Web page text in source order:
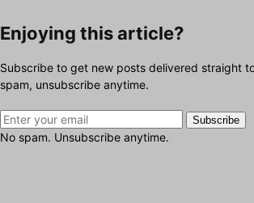
Enjoying this article?
Subscribe to get new posts delivered straight
spam, unsubscribe anytime.
Subscribe
No spam. Unsubscribe anytime.